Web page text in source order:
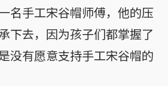
名手工宋谷帽师傅，他的压
下去，因为孩子们都掌握了
没有愿意支持手工宋谷帽的